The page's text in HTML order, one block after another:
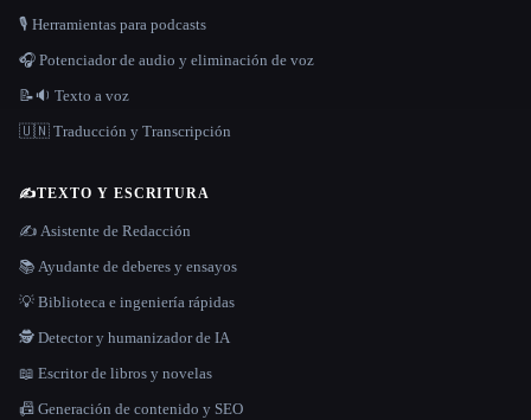
🎙️ Herramientas para podcasts
🎧 Potenciador de audio y eliminación de voz
📝🔉 Texto a voz
🇺🇳 Traducción y Transcripción
✍️TEXTO Y ESCRITURA
✍️ Asistente de Redacción
📚 Ayudante de deberes y ensayos
💡 Biblioteca e ingeniería rápidas
🕵️ Detector y humanizador de IA
📖 Escritor de libros y novelas
📠 Generación de contenido y SEO